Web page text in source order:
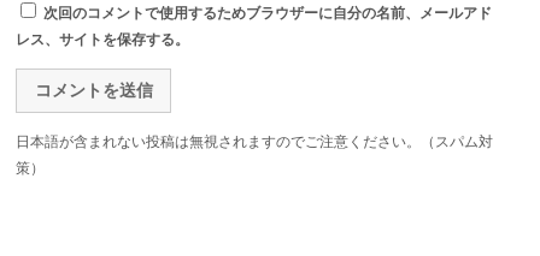
次回のコメントで使用するためブラウザーに自分の名前、メールアド
レス、サイトを保存する。
日本語が含まれない投稿は無視されますのでご注意ください。（スパム対
策）